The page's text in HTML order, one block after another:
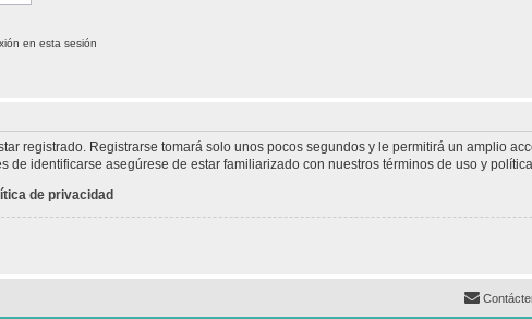
en esta sesión
registrado. Registrarse tomará solo unos pocos segundos y le permitirá un amplio
de identificarse asegúrese de estar familiarizado con nuestros términos de uso y
de privacidad